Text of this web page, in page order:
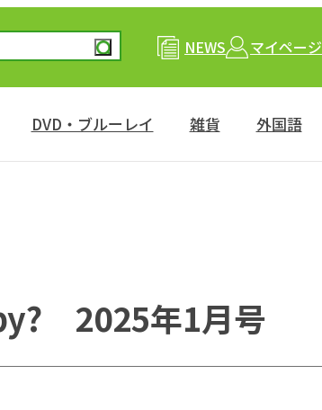
NEWS マイページ
DVD・ブルーレイ 雑貨 外国語
2025年1月号